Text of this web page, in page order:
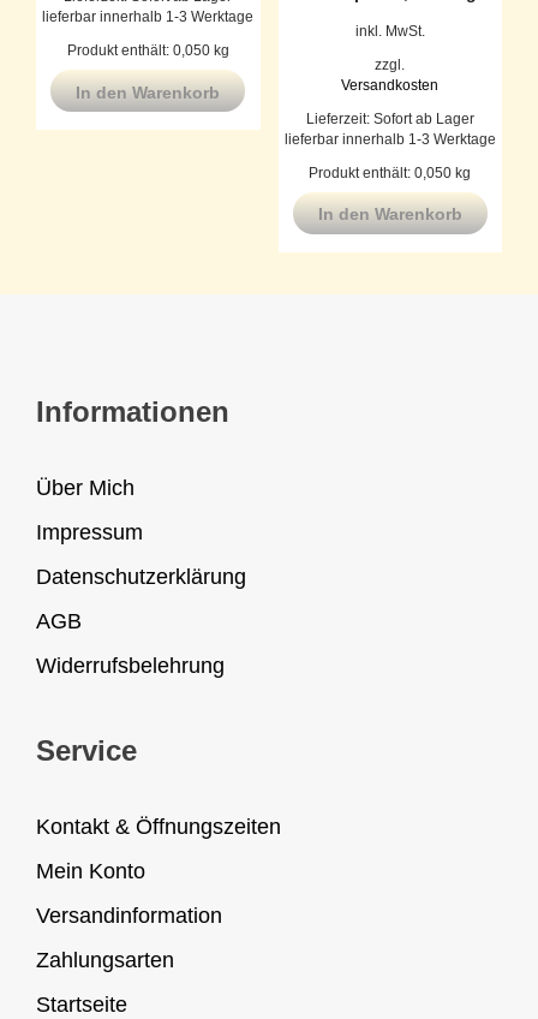
lieferbar innerhalb 1-3 Werktage
Produkt enthält: 0,050 kg
In den Warenkorb
inkl. MwSt.
zzgl.
Versandkosten
Lieferzeit: Sofort ab Lager
lieferbar innerhalb 1-3 Werktage
Produkt enthält: 0,050 kg
In den Warenkorb
Informationen
Über Mich
Impressum
Datenschutzerklärung
AGB
Widerrufsbelehrung
Service
Kontakt & Öffnungszeiten
Mein Konto
Versandinformation
Zahlungsarten
Startseite